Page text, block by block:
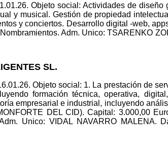
Objeto social: Actividades de
y musical. Gestión de propiedad
y conciertos. Desarrollo digital -web,
Adm. Unico: TSARENKO
SL.
Objeto social: 1. La prestación de
formación técnica, operativa,
empresarial e industrial, incluyendo
DEL CID). Capital: 3.000,00
Unico: VIDAL NAVARRO MALENA.